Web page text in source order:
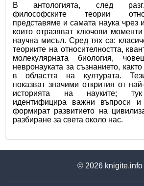
В антологията, след
философските теории
представяме и самата наука чрез
които отразяват ключови
научна мисъл. Сред тях са:
теориите на относителността,
молекулярната биология,
невронауката за съзнанието,
в областта на културата.
показват значими открития от
историята на науките;
идентифицира важни въпроси
формират развитието на
разбиране за света около нас.
© 2026 knigite.info